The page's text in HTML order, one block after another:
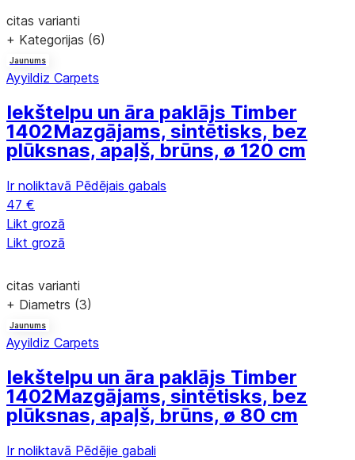
citas varianti
+ Kategorijas (6)
Jaunums
Ayyildiz Carpets
Iekštelpu un āra paklājs Timber
1402Mazgājams, sintētisks, bez
plūksnas, apaļš, brūns, ø 120 cm
Ir noliktavā Pēdējais gabals
47 €
Likt grozā
Likt grozā
citas varianti
+ Diametrs (3)
Jaunums
Ayyildiz Carpets
Iekštelpu un āra paklājs Timber
1402Mazgājams, sintētisks, bez
plūksnas, apaļš, brūns, ø 80 cm
Ir noliktavā Pēdējie gabali